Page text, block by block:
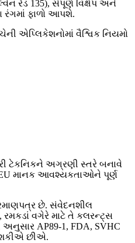
રેડ 135), સંપૂર્ણ વિક્ષેપ અને
રંગમાં ફાળો આપશે.
એપ્લિકેશનોમાં વૈશ્વિક નિયમો
ટેકનિકને અગ્રણી સ્તરે બનાવે
માનક આવશ્યકતાઓને પૂર્ણ
છે. સંવેદનશીલ
વગેરે માટે તે કલરન્ટ્સ
AP89-1, FDA, SVHC
છીએ.